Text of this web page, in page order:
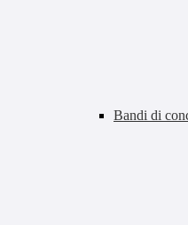
Bandi di